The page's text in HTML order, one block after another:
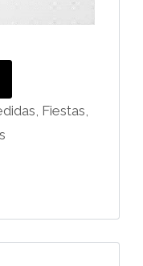
Fiestas,